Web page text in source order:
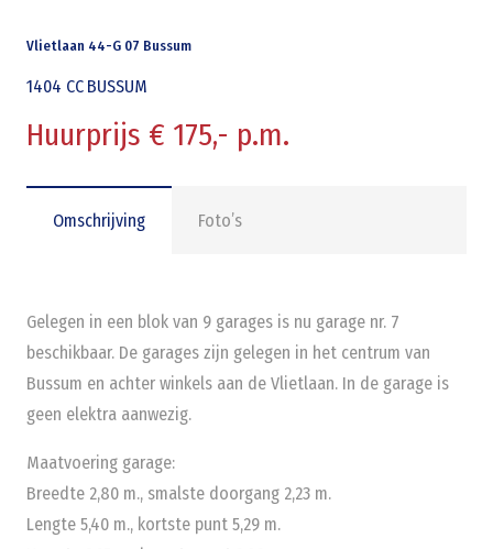
Vlietlaan 44-G 07 Bussum
1404 CC BUSSUM
Huurprijs € 175,- p.m.
Omschrijving Foto’s
Gelegen in een blok van 9 garages is nu garage nr. 7
beschikbaar. De garages zijn gelegen in het centrum van
Bussum en achter winkels aan de Vlietlaan. In de garage is
geen elektra aanwezig.
Maatvoering garage:
Breedte 2,80 m., smalste doorgang 2,23 m.
Lengte 5,40 m., kortste punt 5,29 m.